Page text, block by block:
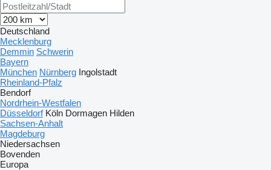
Deutschland
Mecklenburg
Demmin Schwerin
Bayern
München Nürnberg Ingolstadt
Rheinland-Pfalz
Bendorf
Nordrhein-Westfalen
Düsseldorf Köln Dormagen Hilden
Sachsen-Anhalt
Magdeburg
Niedersachsen
Bovenden
Europa